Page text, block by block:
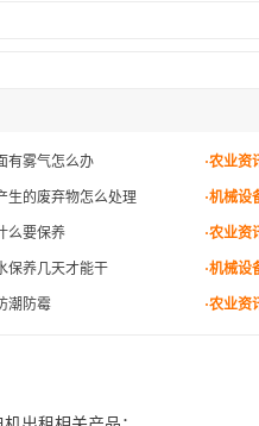
有雾气怎么办 ·农业资
生的废弃物怎么处理 ·机械设
么要保养 ·农业资
保养几天才能干 ·机械设
潮防霉 ·农业资